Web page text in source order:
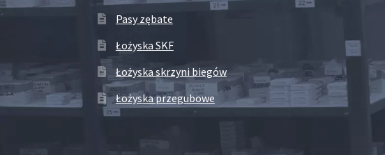
Pasy zębate
Łożyska SKF
Łożyska skrzyni biegów
Łożyska przegubowe